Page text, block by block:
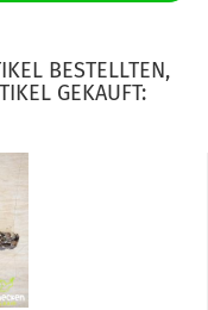
BESTELLTEN,
GEKAUFT: